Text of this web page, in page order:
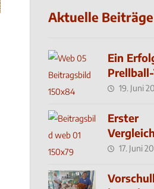
Aktuelle Beiträge
Ein
19. Juni
Erster
seit 2019
17. Juni